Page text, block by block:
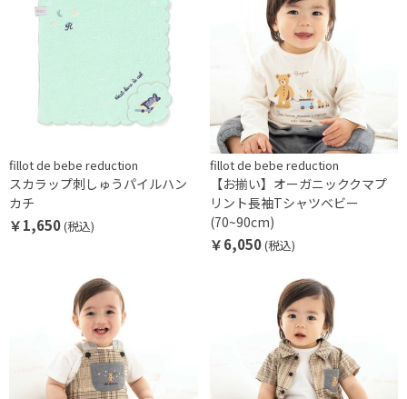
fillot de bebe reduction
スカラップ刺しゅうパイルハン
カチ
￥1,650(税込)
fillot de bebe reduction
【お揃い】オーガニッククマプ
リント長袖Tシャツベビー
(70~90cm)
￥6,050(税込)